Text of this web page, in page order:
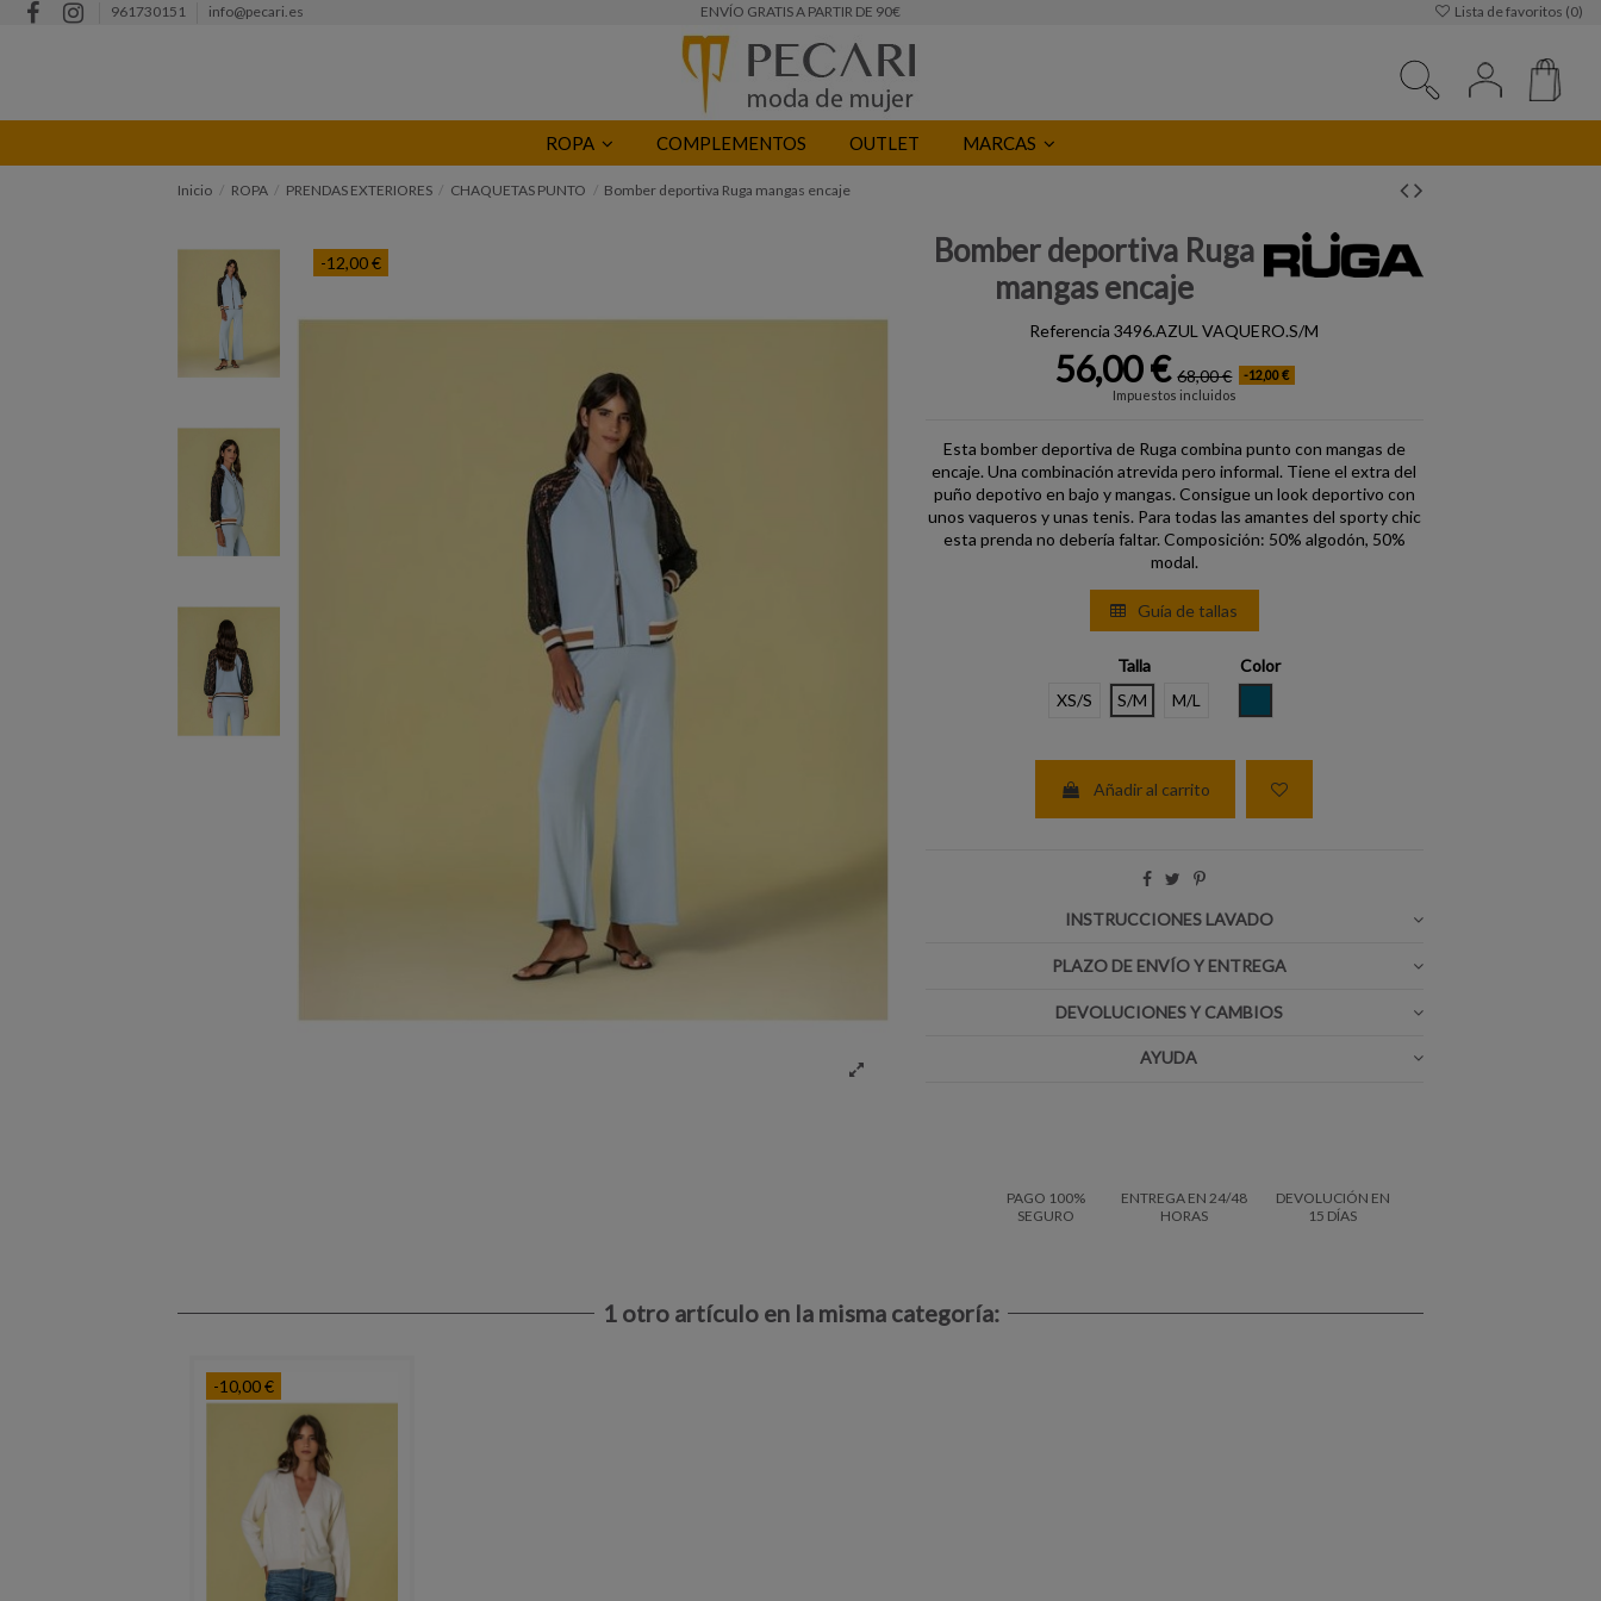
961730151 info@pecari.es ENVÍO GRATIS A PARTIR DE 90€ Lista de favoritos (0)
ROPA COMPLEMENTOS OUTLET MARCAS
Inicio ROPA PRENDAS EXTERIORES CHAQUETAS PUNTO Bomber deportiva Ruga mangas encaje
-12,00 €
Bomber deportiva Ruga
mangas encaje
Referencia 3496.AZUL VAQUERO.S/M
56,00 € 68,00 € -12,00 €
Impuestos incluidos
Esta bomber deportiva de Ruga combina punto con mangas de
encaje. Una combinación atrevida pero informal. Tiene el extra del
puño depotivo en bajo y mangas. Consigue un look deportivo con
unos vaqueros y unas tenis. Para todas las amantes del sporty chic
esta prenda no debería faltar. Composición: 50% algodón, 50%
modal.
Guía de tallas
Talla
XS/S
S/M M/L
Color
Añadir al carrito
INSTRUCCIONES LAVADO
PLAZO DE ENVÍO Y ENTREGA
DEVOLUCIONES Y CAMBIOS
AYUDA
PAGO 100%
SEGURO
ENTREGA EN 24/48
HORAS
DEVOLUCIÓN EN
15 DÍAS
1 otro artículo en la misma categoría:
-10,00 €